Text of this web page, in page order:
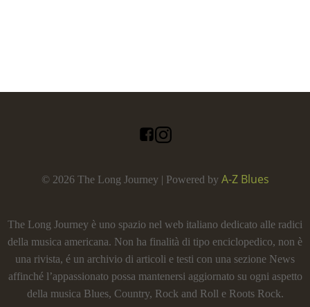
© 2026 The Long Journey | Powered by A-Z Blues
The Long Journey è uno spazio nel web italiano dedicato alle radici
della musica americana. Non ha finalità di tipo enciclopedico, non è
una rivista, é un archivio di articoli e testi con una sezione News
affinché l’appassionato possa mantenersi aggiornato su ogni aspetto
della musica Blues, Country, Rock and Roll e Roots Rock.